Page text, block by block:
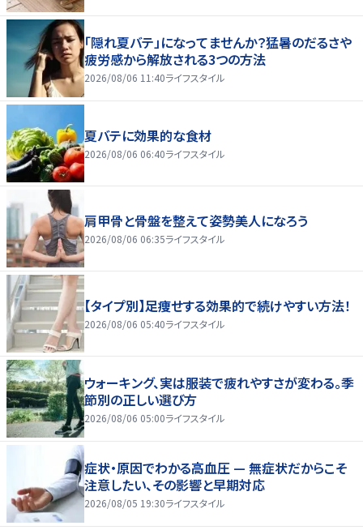
「隠れ夏バテ」になってませんか？猛暑のだるさや
疲労感から解放される3つの方法
2026/08/06 11:40ライフスタイル
夏バテに効果的な食材
2026/08/06 06:40ライフスタイル
肩甲骨と骨盤を整えて姿勢美人になろう
2026/08/06 06:35ライフスタイル
【タイプ別】足痩せする効果的で続けやすい方法！
2026/08/06 05:40ライフスタイル
ウォーキング、実は服装で疲れやすさが変わる。季
節別の正しい選び方
2026/08/06 05:00ライフスタイル
症状・原因でわかる高血圧 — 無症状だからこそ
注意したい、その影響と早期対応
2026/08/05 19:30ライフスタイル